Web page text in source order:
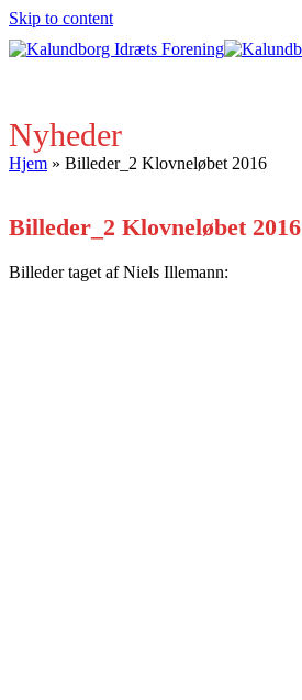
Skip to content
Nyheder
Hjem » Billeder_2 Klovneløbet 2016
Billeder_2 Klovneløbet 2016
Billeder taget af Niels Illemann: